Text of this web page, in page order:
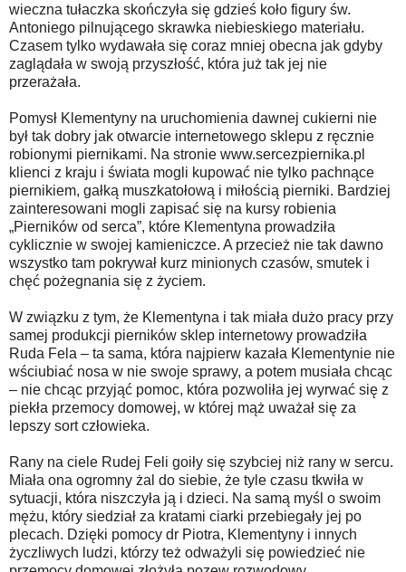
wieczna tułaczka skończyła się gdzieś koło figury św.
Antoniego pilnującego skrawka niebieskiego materiału.
Czasem tylko wydawała się coraz mniej obecna jak gdyby
zaglądała w swoją przyszłość, która już tak jej nie
przerażała.
Pomysł Klementyny na uruchomienia dawnej cukierni nie
był tak dobry jak otwarcie internetowego sklepu z ręcznie
robionymi piernikami. Na stronie www.sercezpiernika.pl
klienci z kraju i świata mogli kupować nie tylko pachnące
piernikiem, gałką muszkatołową i miłością pierniki. Bardziej
zainteresowani mogli zapisać się na kursy robienia
„Pierników od serca”, które Klementyna prowadziła
cyklicznie w swojej kamieniczce. A przecież nie tak dawno
wszystko tam pokrywał kurz minionych czasów, smutek i
chęć pożegnania się z życiem.
W związku z tym, że Klementyna i tak miała dużo pracy przy
samej produkcji pierników sklep internetowy prowadziła
Ruda Fela – ta sama, która najpierw kazała Klementynie nie
wściubiać nosa w nie swoje sprawy, a potem musiała chcąc
– nie chcąc przyjąć pomoc, która pozwoliła jej wyrwać się z
piekła przemocy domowej, w której mąż uważał się za
lepszy sort człowieka.
Rany na ciele Rudej Feli goiły się szybciej niż rany w sercu.
Miała ona ogromny żal do siebie, że tyle czasu tkwiła w
sytuacji, która niszczyła ją i dzieci. Na samą myśl o swoim
mężu, który siedział za kratami ciarki przebiegały jej po
plecach. Dzięki pomocy dr Piotra, Klementyny i innych
życzliwych ludzi, którzy też odważyli się powiedzieć nie